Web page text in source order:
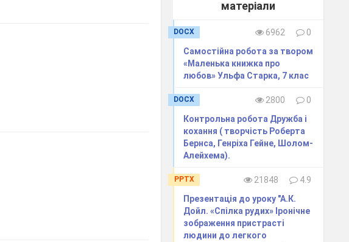
матеріали
DOCX 6962
0
Самостійна робота за твором
«Маленька книжка про
любов» Ульфа Старка, 7 клас
DOCX 2800
0
Контрольна робота Дружба і
кохання ( творчість Роберта
Бернса, Генріха Гейне, Шолом-
Алейхема).
PPTX 21848
4.9
Презентація до уроку "А.К.
Дойл. «Спілка рудих» Іронічне
зображення пристрасті
людини до легкого